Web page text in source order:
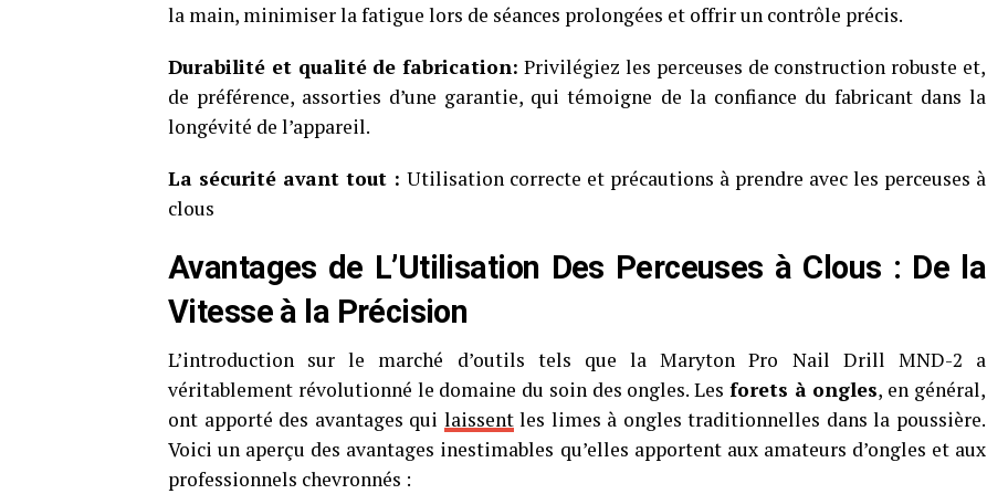
la main, minimiser la fatigue lors de séances prolongées et offrir un contrôle précis.
Durabilité et qualité de fabrication: Privilégiez les perceuses de construction robuste et,
de préférence, assorties d’une garantie, qui témoigne de la confiance du fabricant dans la
longévité de l’appareil.
La sécurité avant tout : Utilisation correcte et précautions à prendre avec les perceuses à
clous
Avantages de L’Utilisation Des Perceuses à Clous : De la
Vitesse à la Précision
L’introduction sur le marché d’outils tels que la Maryton Pro Nail Drill MND-2 a
véritablement révolutionné le domaine du soin des ongles. Les forets à ongles, en général,
ont apporté des avantages qui laissentles limes à ongles traditionnelles dans la poussière.
Voici un aperçu des avantages inestimables qu’elles apportent aux amateurs d’ongles et aux
professionnels chevronnés :